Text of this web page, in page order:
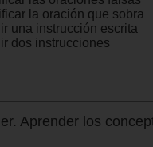
la oración que sobra
una instrucción escrita
dos instrucciones
Aprender los